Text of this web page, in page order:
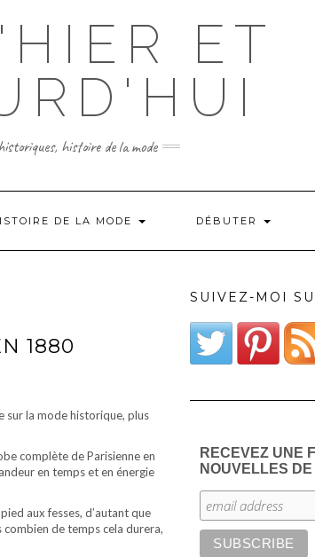
ET
histoire de la mode
DE LA MODE DÉBUTER
1880
sur la mode historique, plus
complète de Parisienne en
en temps et en énergie
aux fesses, d’autant que
de temps cela durera,
SUIVEZ-MOI
RECEVEZ UNE
NOUVELLES